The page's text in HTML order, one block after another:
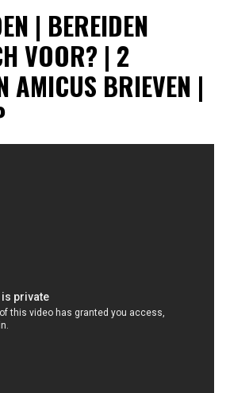
| BEREIDEN
VOOR? | 2
AMICUS BRIEVEN |